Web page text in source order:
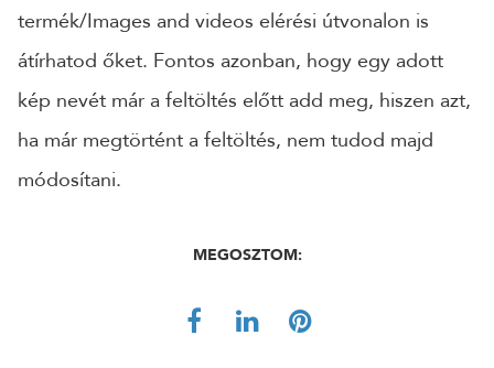
termék/Images and videos elérési útvonalon is
átírhatod őket. Fontos azonban, hogy egy adott
kép nevét már a feltöltés előtt add meg, hiszen azt,
ha már megtörtént a feltöltés, nem tudod majd
módosítani.
MEGOSZTOM: